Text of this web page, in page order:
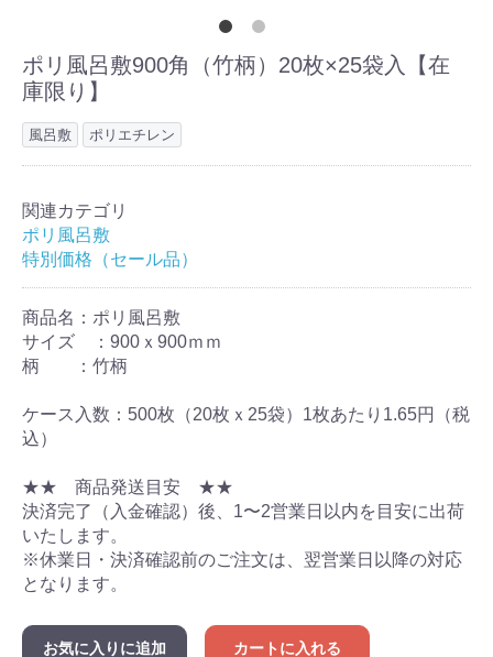
ポリ風呂敷900角（竹柄）20枚×25袋入【在
庫限り】
風呂敷 ポリエチレン
関連カテゴリ
ポリ風呂敷
特別価格（セール品）
商品名：ポリ風呂敷
サイズ ：900ｘ900ｍｍ
柄 ：竹柄
ケース入数：500枚（20枚ｘ25袋）1枚あたり1.65円（税
込）
★★ 商品発送目安 ★★
決済完了（入金確認）後、1〜2営業日以内を目安に出荷
いたします。
※休業日・決済確認前のご注文は、翌営業日以降の対応
となります。
お気に入りに追加 カートに入れる